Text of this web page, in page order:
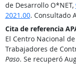
de Desarrollo O*NET,
2021.00. Consultado
Cita de referencia
El Centro Nacional
Trabajadores de
Paso. Se recuperó